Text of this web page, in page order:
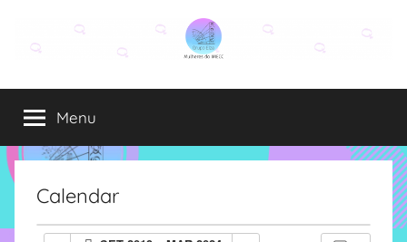
conteúdo
Grupo
Elza
Elza
é
formado
alunas,
funcionárias
Menu
Calendar